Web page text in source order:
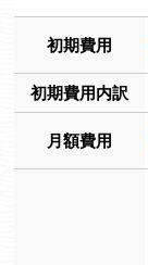
初期費用
初期費用内訳
月額費用